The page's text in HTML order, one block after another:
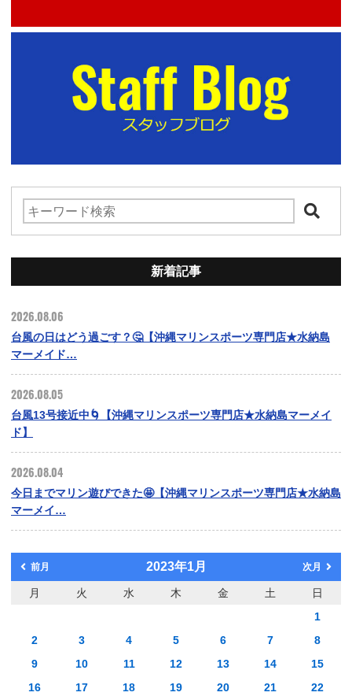
新着記事
2026.08.06
台風の日はどう過ごす？🤔【沖縄マリンスポーツ専門店★水納島
マーメイド…
2026.08.05
台風13号接近中🌀【沖縄マリンスポーツ専門店★水納島マーメイ
ド】
2026.08.04
今日までマリン遊びできた🤩【沖縄マリンスポーツ専門店★水納島
マーメイ…
前月 2023年1月 次月
月 火 水 木 金 土
日
1
2
3 4 5 6 7
8
9
10 11 12 13 14
15
16
17 18 19 20 21 22